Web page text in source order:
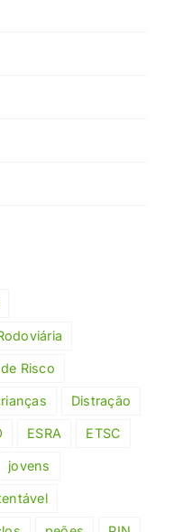
Risco
Distração
ESRA ETSC
jovens